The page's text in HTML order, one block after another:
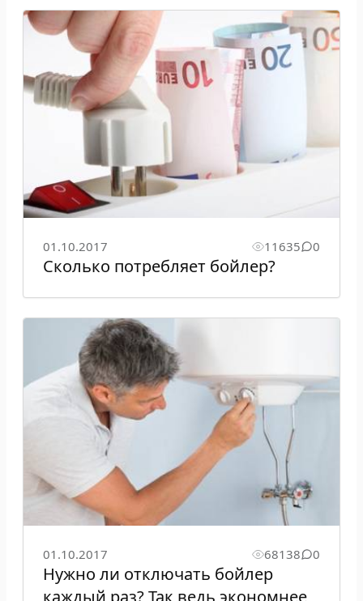
01.10.2017 11635 0
Сколько потребляет бойлер?
01.10.2017 68138 0
Нужно ли отключать бойлер
каждый раз? Так ведь экономнее